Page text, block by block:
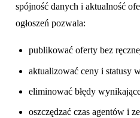
spójność danych i aktualność
ogłoszeń pozwala:
publikować oferty bez
aktualizować ceny i statusy
eliminować błędy
oszczędzać czas agentów i